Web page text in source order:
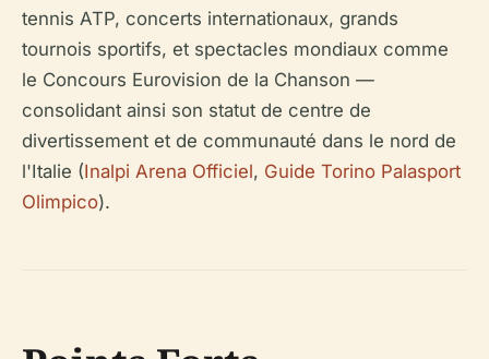
tennis ATP, concerts internationaux, grands
tournois sportifs, et spectacles mondiaux comme
le Concours Eurovision de la Chanson —
consolidant ainsi son statut de centre de
divertissement et de communauté dans le nord de
l'Italie (Inalpi Arena Officiel, Guide Torino Palasport
Olimpico).